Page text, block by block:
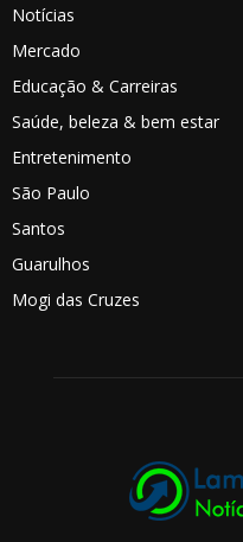
Notícias
Mercado
Educação & Carreiras
Saúde, beleza & bem estar
Entretenimento
São Paulo
Santos
Guarulhos
Mogi das Cruzes